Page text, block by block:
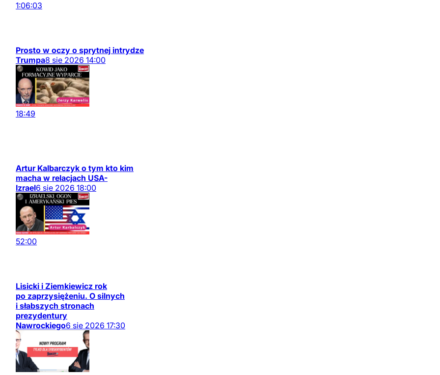
1:06:03
Prosto w oczy o sprytnej intrydze
Trumpa8 sie 2026 14:00
18:49
Artur Kalbarczyk o tym kto kim
macha w relacjach USA-
Izrael6 sie 2026 18:00
52:00
Lisicki i Ziemkiewicz rok
po zaprzysiężeniu. O silnych
i słabszych stronach
prezydentury
Nawrockiego6 sie 2026 17:30